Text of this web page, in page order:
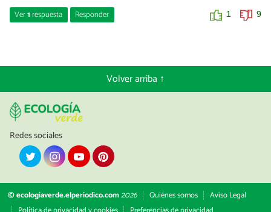
Ver1respuesta Responder 1 9
Muchas gracias por dejarnos un comentario con tu opinión. En el
artículo se explica en todo momento que no son las vacas las
culpables de la contaminación, sino la industria cárnica intensiva.
Además se menciona que existen otros tipos de contaminación e
impactos que se generan en los diferentes procesos que
envuelven a la industria cárnica. Te invito a leer nuevamente el
artículo detenidamente para poder valorar estos aspectos.
0
Volver arriba ↑
Redes sociales
© ecologiaverde.elperiodico.com2026 Quiénes somos
Aviso Legal